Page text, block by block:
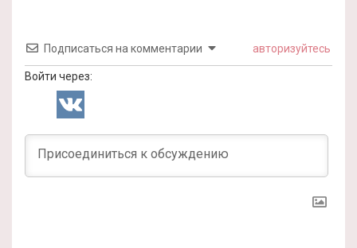
Подписаться на комментарии авторизуйтесь
Войти через: